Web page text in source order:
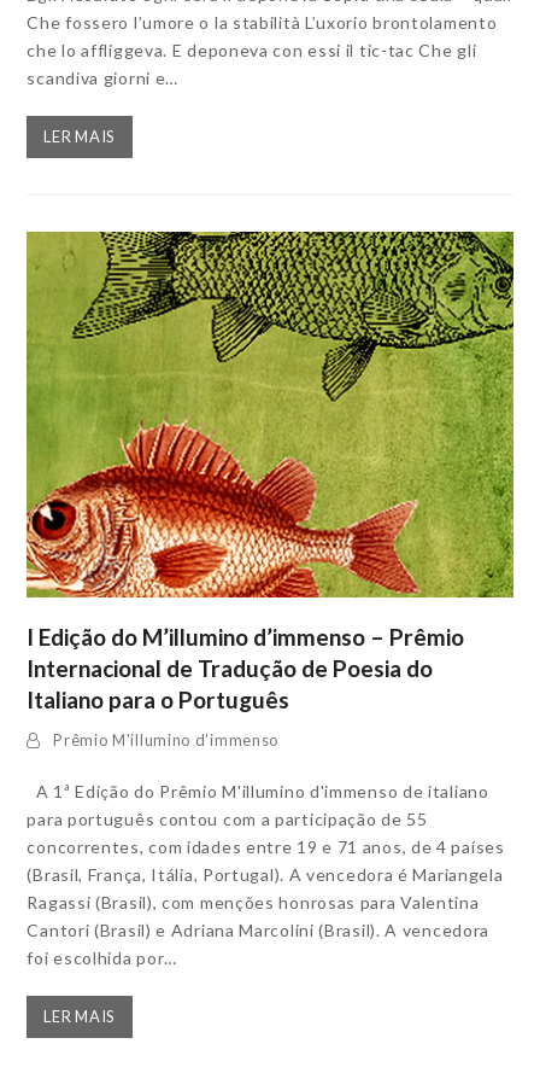
Che fossero l’umore o la stabilità L’uxorio brontolamento
che lo affliggeva. E deponeva con essi il tic-tac Che gli
scandiva giorni e…
LER MAIS
I Edição do M’illumino d’immenso – Prêmio
Internacional de Tradução de Poesia do
Italiano para o Português
Prêmio M'illumino d'immenso
A 1ª Edição do Prêmio M'illumino d'immenso de italiano
para português contou com a participação de 55
concorrentes, com idades entre 19 e 71 anos, de 4 países
(Brasil, França, Itália, Portugal). A vencedora é Mariangela
Ragassi (Brasil), com menções honrosas para Valentina
Cantori (Brasil) e Adriana Marcolini (Brasil). A vencedora
foi escolhida por…
LER MAIS